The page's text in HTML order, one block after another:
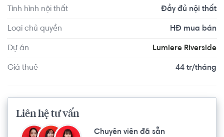
Tình hình nội thất Đầy đủ nội thất
Loại chủ quyền HĐ mua bán
Dự án Lumiere Riverside
Giá thuê 44 tr/tháng
Liên hệ tư vấn
Chuyên viên đã sẵn